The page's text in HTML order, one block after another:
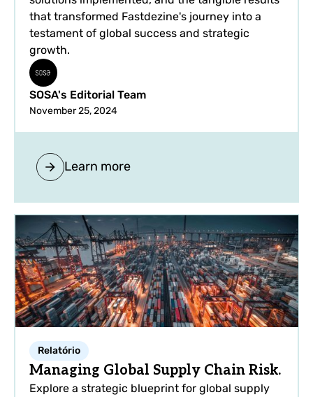
that transformed Fastdezine's journey into a
testament of global success and strategic
growth.
SOSA's Editorial Team
November 25, 2024
Learn more
Relatório
Managing Global Supply Chain Risk.
Explore a strategic blueprint for global supply